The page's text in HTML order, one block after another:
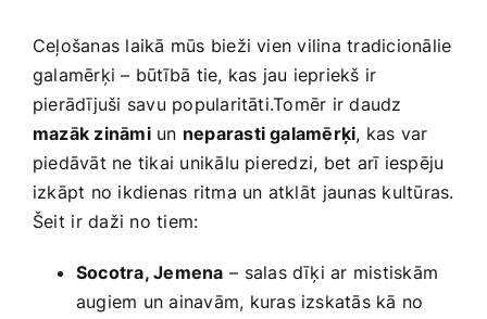
Ceļošanas laikā mūs bieži vien vilina tradicionālie
galamērķi – būtībā tie, ‌kas jau‍ iepriekš ir
pierādījuši savu popularitāti.Tomēr ir daudz
mazāk zināmiun neparasti galamērķi, kas var
piedāvāt ne tikai unikālu pieredzi, bet arī iespēju
izkāpt ​no ‍ikdienas ritma un atklāt ⁤jaunas kultūras.
Šeit ⁤ir daži no tiem:
Socotra, ‍Jemena – ⁣salas dīķi ar mistiskām
augiem un ainavām, kuras izskatās kā no